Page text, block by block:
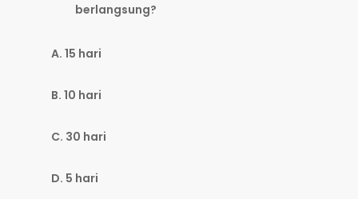
berlangsung?
A. 15 hari
B. 10 hari
C. 30 hari
D. 5 hari